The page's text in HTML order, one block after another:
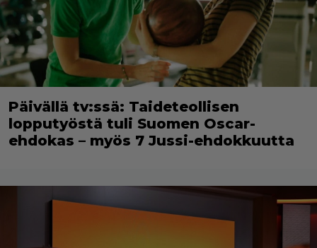
Päivällä tv:ssä: Taideteollisen
lopputyöstä tuli Suomen Oscar-
ehdokas – myös 7 Jussi-ehdokkuutta